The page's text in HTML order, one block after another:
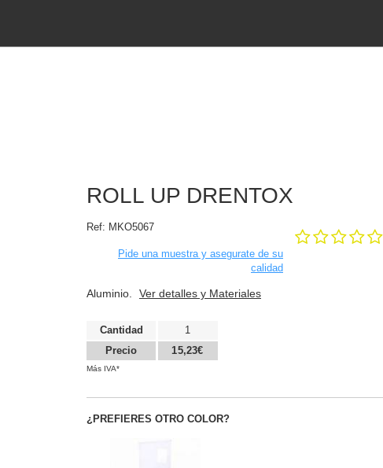
ROLL UP DRENTOX
Ref: MKO5067
Pide una muestra y asegurate de su
calidad
Aluminio. Ver detalles y Materiales
Cantidad
Precio
1
15,23€
Más IVA*
¿PREFIERES OTRO COLOR?